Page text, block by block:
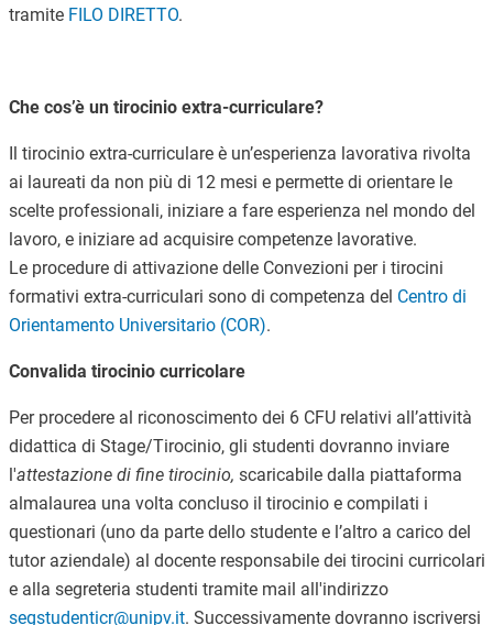
tramite FILO DIRETTO.
Che cos’è un tirocinio extra-curriculare?
Il tirocinio extra-curriculare è un’esperienza lavorativa rivolta
ai laureati da non più di 12 mesi e permette di orientare le
scelte professionali, iniziare a fare esperienza nel mondo del
lavoro, e iniziare ad acquisire competenze lavorative.
Le procedure di attivazione delle Convezioni per i tirocini
formativi extra-curriculari sono di competenza del Centro di
Orientamento Universitario (COR).
Convalida tirocinio curricolare
Per procedere al riconoscimento dei 6 CFU relativi all’attività
didattica di Stage/Tirocinio, gli studenti dovranno inviare
l'attestazione di fine tirocinio, scaricabile dalla piattaforma
almalaurea una volta concluso il tirocinio e compilati i
questionari (uno da parte dello studente e l’altro a carico del
tutor aziendale) al docente responsabile dei tirocini curricolari
e alla segreteria studenti tramite mail all'indirizzo
segstudenticr@unipv.it. Successivamente dovranno iscriversi